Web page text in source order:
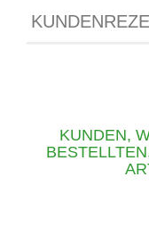
KUNDEN,